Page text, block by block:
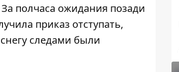
полчаса ожидания позади
приказ отступать,
следами были